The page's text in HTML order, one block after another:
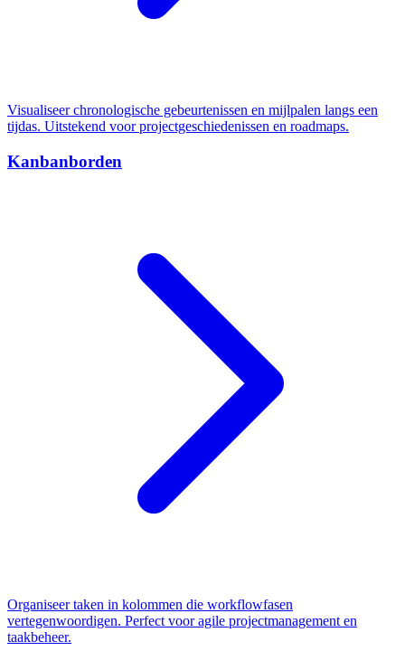
Visualiseer chronologische gebeurtenissen en mijlpalen langs een
tijdas. Uitstekend voor projectgeschiedenissen en roadmaps.
Kanbanborden
Organiseer taken in kolommen die workflowfasen
vertegenwoordigen. Perfect voor agile projectmanagement en
taakbeheer.